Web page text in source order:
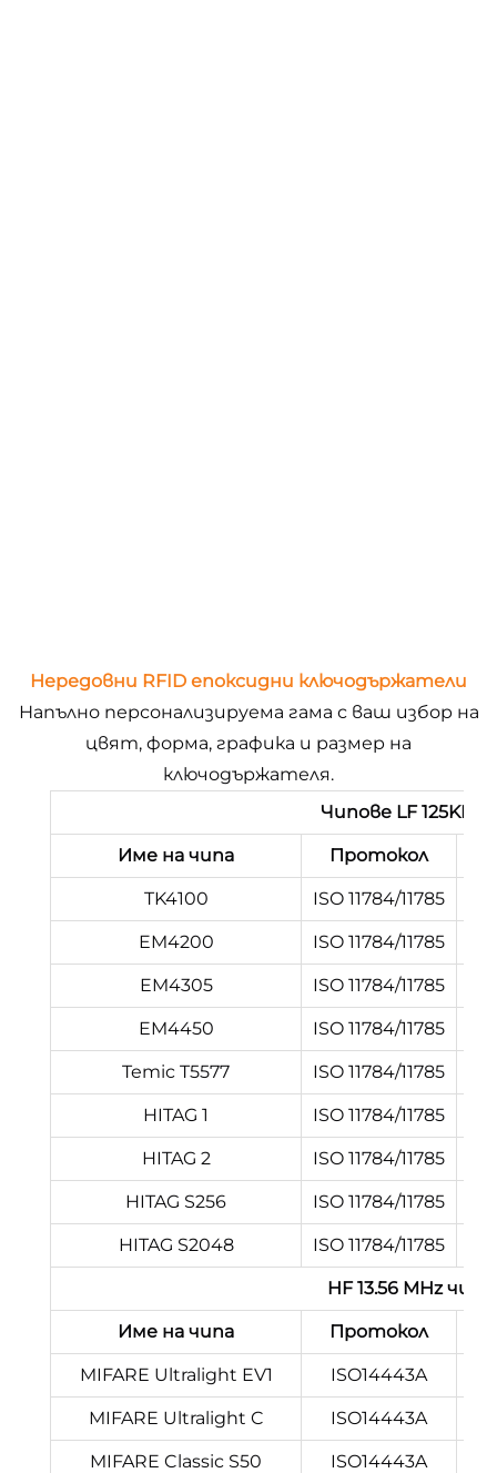
Нередовни RFID епоксидни ключодържатели
Напълно персонализируема гама с ваш избор на
цвят, форма, графика и размер на
ключодържателя.
Чипове LF 125KHZ
Име на чипа Протокол
TK4100 ISO 11784/11785
EM4200 ISO 11784/11785
EM4305 ISO 11784/11785
EM4450 ISO 11784/11785
Temic T5577 ISO 11784/11785
HITAG 1 ISO 11784/11785
HITAG 2 ISO 11784/11785
HITAG S256 ISO 11784/11785
HITAG S2048 ISO 11784/11785
HF 13.56 MHz
Име на чипа Протокол
MIFARE Ultralight EV1 ISO14443A
MIFARE Ultralight C ISO14443A
MIFARE Classic S50 ISO14443A